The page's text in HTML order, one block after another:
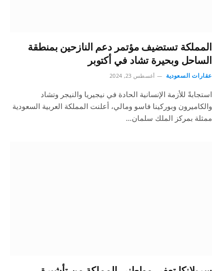
المملكة تستضيف مؤتمر دعم النازحين بمنطقة
الساحل وبحيرة تشاد في أكتوبر
عقارات السعودية أغسطس 23, 2024
استجابةً للأزمة الإنسانية الحادة في نيجيريا والنيجر وتشاد
والكاميرون وبوركينا فاسو ومالي، أعلنت المملكة العربية السعودية
ممثلة بمركز الملك سلمان…